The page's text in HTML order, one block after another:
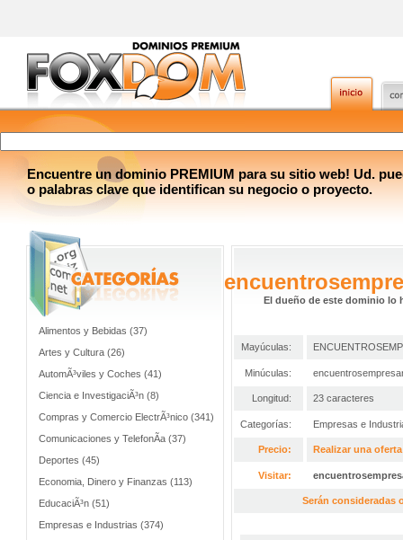
Encuentre un dominio PREMIUM para su sitio web! Ud.
o palabras clave que identifican su negocio o proyecto.
Alimentos y Bebidas (37)
Artes y Cultura (26)
AutomÃ³viles y Coches (41)
Ciencia e InvestigaciÃ³n (8)
Compras y Comercio ElectrÃ³nico (341)
Comunicaciones y TelefonÃ­a (37)
Deportes (45)
Economia, Dinero y Finanzas (113)
EducaciÃ³n (51)
Empresas e Industrias (374)
El dueño de este dominio lo
Mayúculas:
Minúculas:
Longitud: 23 caracteres
Categorías: Empresas e
Precio: Realizar una
Visitar:
Serán consideradas